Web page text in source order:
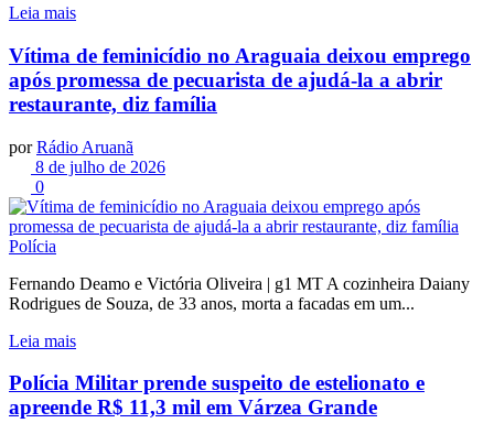
Leia mais
Vítima de feminicídio no Araguaia deixou emprego
após promessa de pecuarista de ajudá-la a abrir
restaurante, diz família
por Rádio Aruanã
8 de julho de 2026
0
Polícia
Fernando Deamo e Victória Oliveira | g1 MT A cozinheira Daiany
Rodrigues de Souza, de 33 anos, morta a facadas em um...
Leia mais
Polícia Militar prende suspeito de estelionato e
apreende R$ 11,3 mil em Várzea Grande